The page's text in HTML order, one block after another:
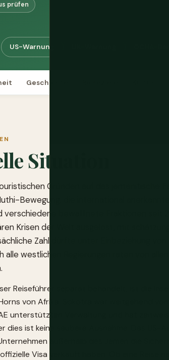
prüfen
US-Warnung
Geschichte
Situation
Gründen auf das jemenitische
Bewegung, die international
verschiedene bewaffnete Fraktionen seit
Krisen der Welt ausgelöst, mit
Zahl dürfte unter Einbeziehung
alle westlichen Regierungen raten von
Reiseführer separat behandelt, ist die
von Afrika. Sokotra war weitgehend
unterstützten Verwaltung und hat
dies ist keine saubere Ausnahme: Das US-
außerhalb des Jemen die
Visa verkauft haben. Ob eine Reise